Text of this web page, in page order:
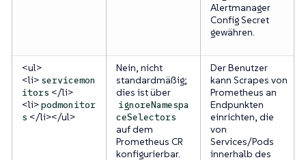
Alertmanager
Config Secret
gewähren.
<ul>
<li> servicemon
itors </li>
<li> podmonitor
s </li></ul>
Nein, nicht
standardmäßig;
dies ist über
ignoreNamespa
ceSelectors
auf dem
Prometheus CR
konfigurierbar.
Der Benutzer
kann Scrapes von
Prometheus an
Endpunkten
einrichten, die
von
Services/Pods
innerhalb des